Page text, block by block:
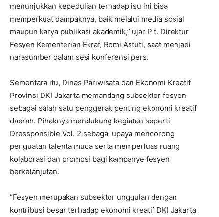
menunjukkan kepedulian terhadap isu ini bisa
memperkuat dampaknya, baik melalui media sosial
maupun karya publikasi akademik,” ujar Plt. Direktur
Fesyen Kementerian Ekraf, Romi Astuti, saat menjadi
narasumber dalam sesi konferensi pers.
Sementara itu, Dinas Pariwisata dan Ekonomi Kreatif
Provinsi DKI Jakarta memandang subsektor fesyen
sebagai salah satu penggerak penting ekonomi kreatif
daerah. Pihaknya mendukung kegiatan seperti
Dressponsible Vol. 2 sebagai upaya mendorong
penguatan talenta muda serta memperluas ruang
kolaborasi dan promosi bagi kampanye fesyen
berkelanjutan.
“Fesyen merupakan subsektor unggulan dengan
kontribusi besar terhadap ekonomi kreatif DKI Jakarta.